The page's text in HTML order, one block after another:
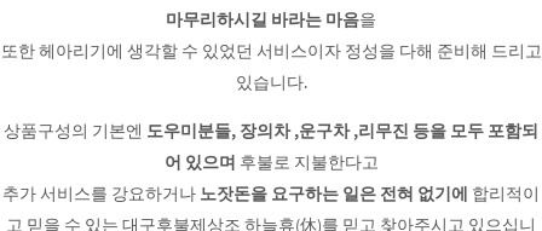
마무리하시길 바라는 마음을
또한 헤아리기에 생각할 수 있었던 서비스이자 정성을 다해 준비해 드리고
있습니다.
상품구성의 기본엔 도우미분들, 장의차 ,운구차 ,리무진 등을 모두 포함되
어 있으며 후불로 지불한다고
추가 서비스를 강요하거나 노잣돈을 요구하는 일은 전혀 없기에 합리적이
고 믿을 수 있는 대구후불제상조 하늘휴(休)를 믿고 찾아주시고 있으십니